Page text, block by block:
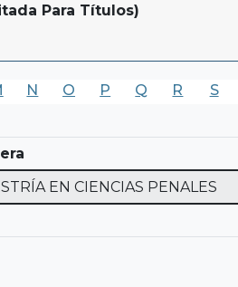
Para Títulos)
N O P Q R S
EN CIENCIAS PENALES